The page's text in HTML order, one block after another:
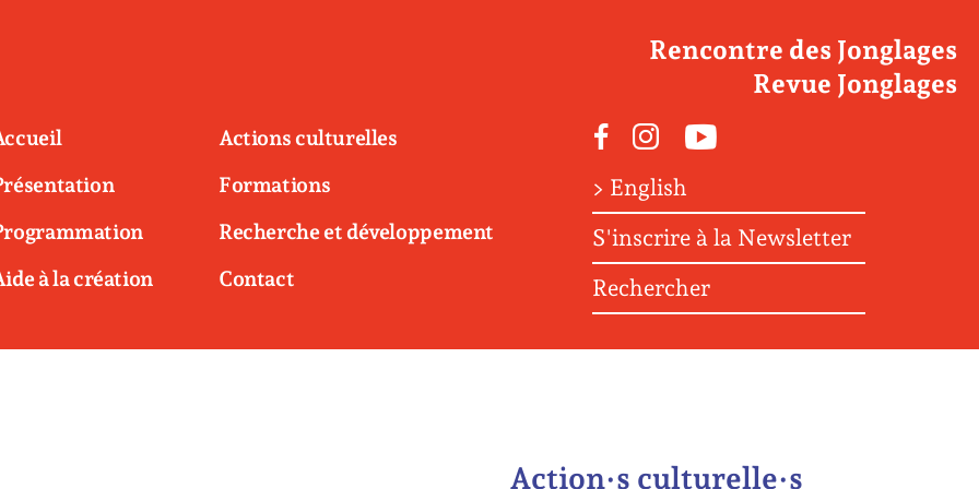
à la création
Actions culturelles
Formations
Recherche et développement
Contact
Facebook
> English
S'inscrire à la Newsletter
Rechercher
Rencontre des Jonglages
Revue Jonglages
Action·s culturelle·s